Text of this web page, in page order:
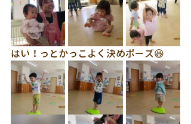
はい！っとかっこよく決めポーズ😆